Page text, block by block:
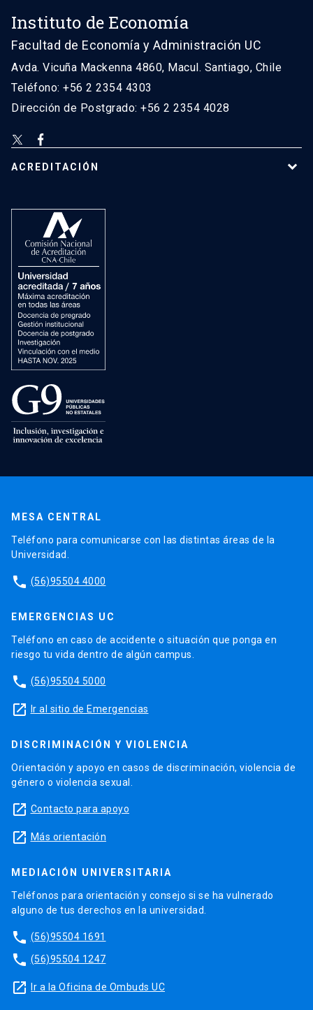
Instituto de Economía
Facultad de Economía y Administración UC
Avda. Vicuña Mackenna 4860, Macul. Santiago, Chile
Teléfono: +56 2 2354 4303
Dirección de Postgrado: +56 2 2354 4028
ACREDITACIÓN
MESA CENTRAL
Teléfono para comunicarse con las distintas áreas de la
Universidad.
phone (56)95504 4000
EMERGENCIAS UC
Teléfono en caso de accidente o situación que ponga en
riesgo tu vida dentro de algún campus.
phone (56)95504 5000
launch Ir al sitio de Emergencias
DISCRIMINACIÓN Y VIOLENCIA
Orientación y apoyo en casos de discriminación, violencia de
género o violencia sexual.
launch Contacto para apoyo
launch Más orientación
MEDIACIÓN UNIVERSITARIA
Teléfonos para orientación y consejo si se ha vulnerado
alguno de tus derechos en la universidad.
phone (56)95504 1691
phone (56)95504 1247
launch Ir a la Oficina de Ombuds UC